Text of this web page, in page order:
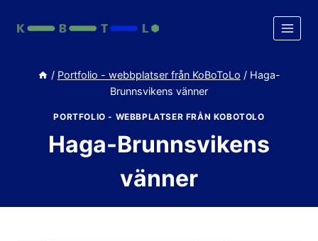
/ Portfolio - webbplatser från KoBoToLo / Haga-
Brunnsvikens vänner
PORTFOLIO - WEBBPLATSER FRÅN KOBOTOLO
Haga-Brunnsvikens
vänner